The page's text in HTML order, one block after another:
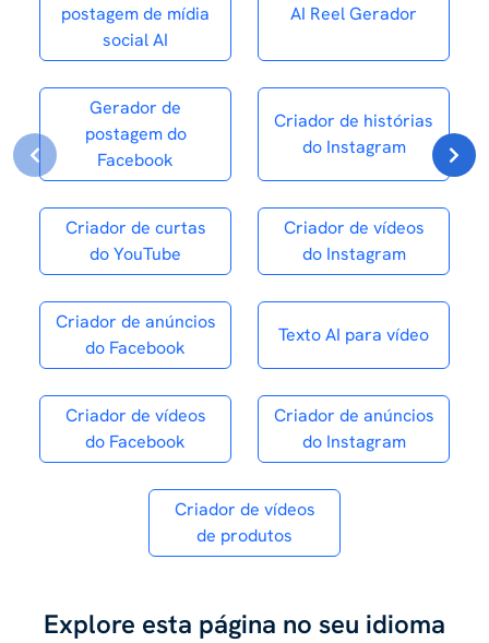
postagem de mídia
social AI
AI Reel Gerador
Gerador de
postagem do
Facebook
Criador de histórias
do Instagram
Criador de curtas
do YouTube
Criador de vídeos
do Instagram
Criador de anúncios
do Facebook
Texto AI para vídeo
Criador de vídeos
do Facebook
Criador de anúncios
do Instagram
Criador de vídeos
de produtos
Explore esta página no seu idioma